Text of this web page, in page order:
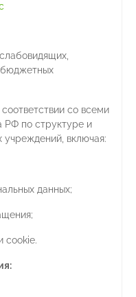
бюджетных
со всеми
РФ по структуре и
включая:
данных;
cookie.